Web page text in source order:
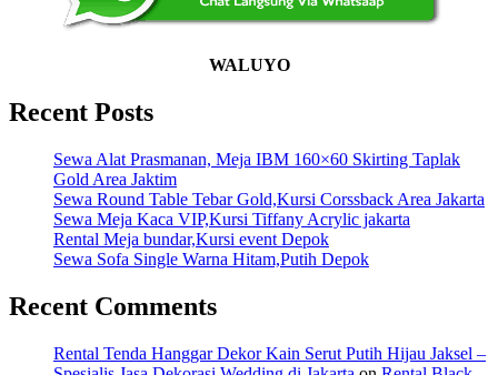
WALUYO
Recent Posts
Sewa Alat Prasmanan, Meja IBM 160×60 Skirting Taplak
Gold Area Jaktim
Sewa Round Table Tebar Gold,Kursi Corssback Area Jakarta
Sewa Meja Kaca VIP,Kursi Tiffany Acrylic jakarta
Rental Meja bundar,Kursi event Depok
Sewa Sofa Single Warna Hitam,Putih Depok
Recent Comments
Rental Tenda Hanggar Dekor Kain Serut Putih Hijau Jaksel –